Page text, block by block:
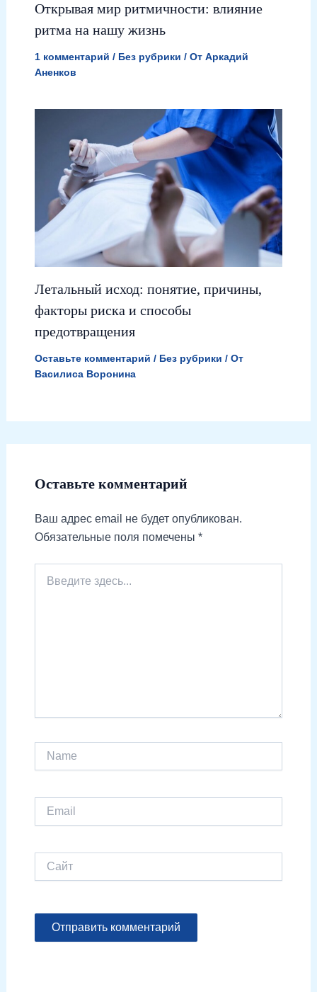
Открывая мир ритмичности: влияние
ритма на нашу жизнь
1 комментарий / Без рубрики / От Аркадий
Аненков
Летальный исход: понятие, причины,
факторы риска и способы
предотвращения
Оставьте комментарий / Без рубрики / От
Василиса Воронина
Оставьте комментарий
Ваш адрес email не будет опубликован.
Обязательные поля помечены *
здесь...